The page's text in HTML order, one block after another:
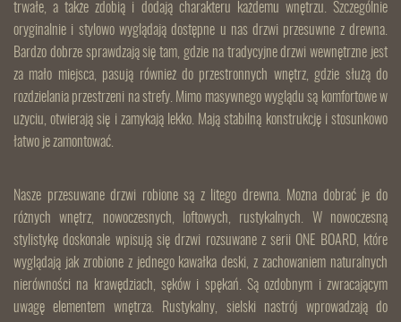
trwałe, a także zdobią i dodają charakteru każdemu wnętrzu. Szczególnie
oryginalnie i stylowo wyglądają dostępne u nas drzwi przesuwne z drewna.
Bardzo dobrze sprawdzają się tam, gdzie na tradycyjne drzwi wewnętrzne jest
za mało miejsca, pasują również do przestronnych wnętrz, gdzie służą do
rozdzielania przestrzeni na strefy. Mimo masywnego wyglądu są komfortowe w
użyciu, otwierają się i zamykają lekko. Mają stabilną konstrukcję i stosunkowo
łatwo je zamontować.
Nasze przesuwane drzwi robione są z litego drewna. Można dobrać je do
różnych wnętrz, nowoczesnych, loftowych, rustykalnych. W nowoczesną
stylistykę doskonale wpisują się drzwi rozsuwane z serii ONE BOARD, które
wyglądają jak zrobione z jednego kawałka deski, z zachowaniem naturalnych
nierówności na krawędziach, sęków i spękań. Są ozdobnym i zwracającym
uwagę elementem wnętrza. Rustykalny, sielski nastrój wprowadzają do